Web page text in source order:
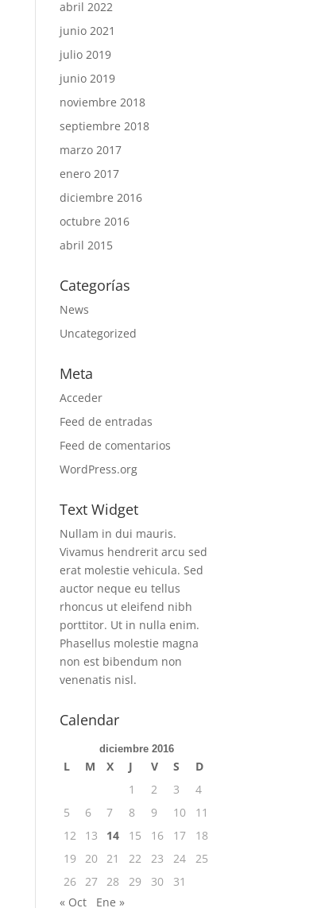
abril 2022
junio 2021
julio 2019
junio 2019
noviembre 2018
septiembre 2018
marzo 2017
enero 2017
diciembre 2016
octubre 2016
abril 2015
Categorías
News
Uncategorized
Meta
Acceder
Feed de entradas
Feed de comentarios
WordPress.org
Text Widget
Nullam in dui mauris.
Vivamus hendrerit arcu sed
erat molestie vehicula. Sed
auctor neque eu tellus
rhoncus ut eleifend nibh
porttitor. Ut in nulla enim.
Phasellus molestie magna
non est bibendum non
venenatis nisl.
Calendar
diciembre 2016
L M X J V S
D
1
2 3
4
5
6 7 8 9 10
11
12
13 14 15 16 17
18
19
20 21 22 23 24
25
26 27 28 29 30
31
« Oct
Ene »